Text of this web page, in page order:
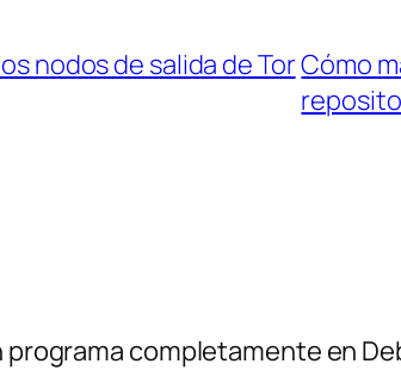
nodos de salida de TorCómo
completamente en